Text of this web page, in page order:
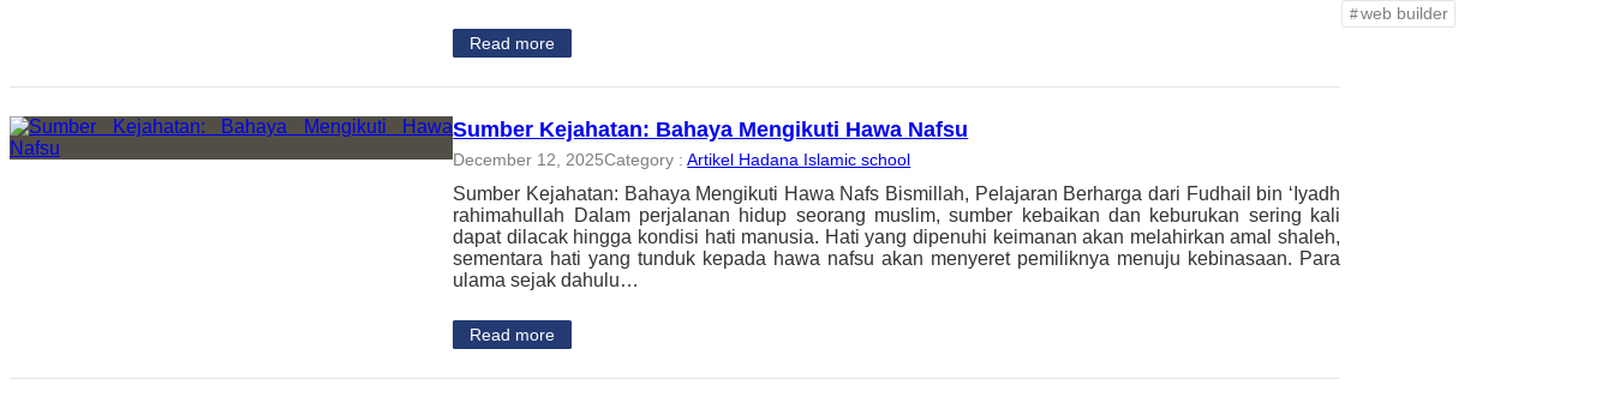
Read more
Sumber Kejahatan: Bahaya Mengikuti Hawa Nafsu
December 12, 2025Category :Artikel Hadana Islamic school
Sumber Kejahatan: Bahaya Mengikuti Hawa Nafs Bismillah, Pelajaran Berharga dari Fudhail bin ‘Iyadh
rahimahullah Dalam perjalanan hidup seorang muslim, sumber kebaikan dan keburukan sering kali
dapat dilacak hingga kondisi hati manusia. Hati yang dipenuhi keimanan akan melahirkan amal shaleh,
sementara hati yang tunduk kepada hawa nafsu akan menyeret pemiliknya menuju kebinasaan. Para
ulama sejak dahulu…
Read more
web builder